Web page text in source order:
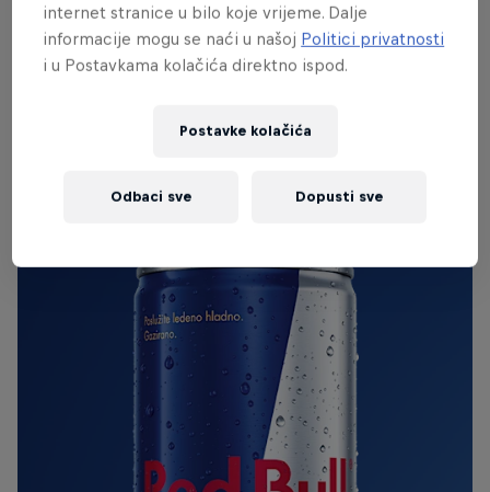
važno pobijediti.
Otkrij više
internet stranice u bilo koje vrijeme. Dalje
informacije mogu se naći u našoj Politici privatnosti
i u Postavkama kolačića direktno ispod.
Postavke kolačića
Odbaci sve Dopusti sve